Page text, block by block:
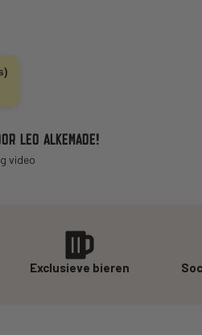
LEO ALKEMADE!
video
Exclusieve bieren